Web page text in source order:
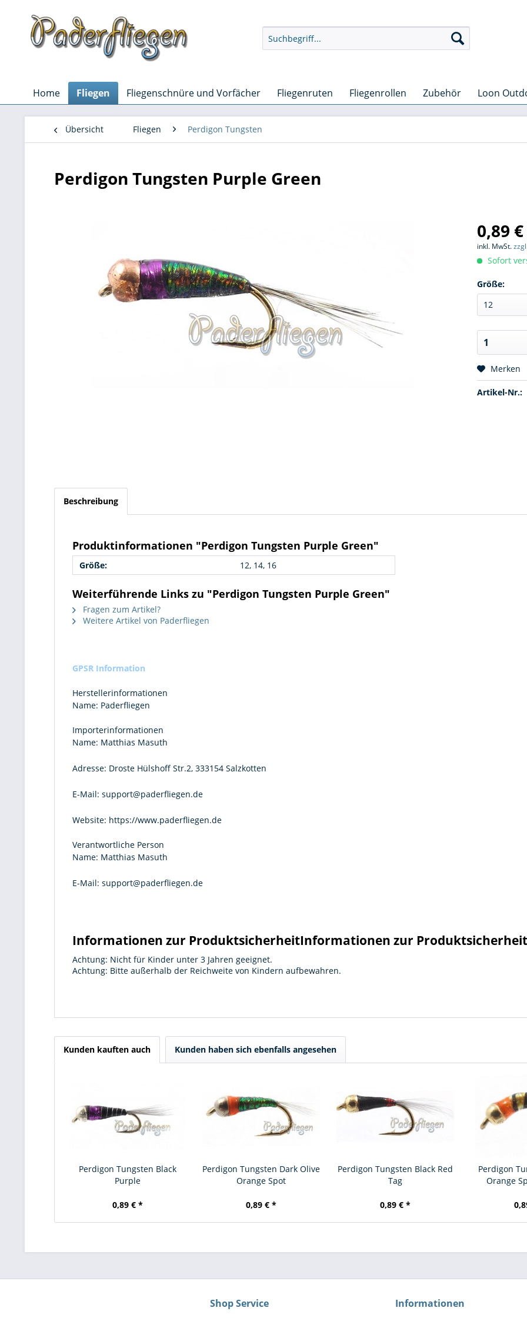
Home Fliegen Fliegenschnüre und Vorfächer Fliegenruten Fliegenrollen Zubehör Loon
Übersicht Fliegen Perdigon Tungsten
Perdigon Tungsten Purple Green
0,89
inkl. MwSt.
Sofort
Größe:
Merken
Artikel-Nr.:
Beschreibung
Produktinformationen "Perdigon Tungsten Purple Green"
Größe: 12, 14, 16
Weiterführende Links zu "Perdigon Tungsten Purple Green"
Fragen zum Artikel?
Weitere Artikel von Paderfliegen
GPSR Information
Herstellerinformationen
Name: Paderfliegen
Importerinformationen
Name: Matthias Masuth
Adresse: Droste Hülshoff Str.2, 333154 Salzkotten
E-Mail: support@paderfliegen.de
Website: https://www.paderfliegen.de
Verantwortliche Person
Name: Matthias Masuth
E-Mail: support@paderfliegen.de
Informationen zur ProduktsicherheitInformationen zur Produktsicherheit
Achtung: Nicht für Kinder unter 3 Jahren geeignet.
Achtung: Bitte außerhalb der Reichweite von Kindern aufbewahren.
Kunden kauften auch Kunden haben sich ebenfalls angesehen
Perdigon Tungsten Black
Purple
0,89 € *
Perdigon Tungsten Dark Olive
Orange Spot
0,89 € *
Perdigon Tungsten Black Red
Tag
0,89 € *
Perdigon
Orange
Shop Service Informationen